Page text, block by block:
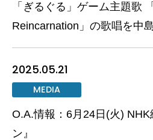
「ぎるぐる」ゲーム主題歌
Reincarnation」の歌唱を中
2025.05.21
MEDIA
O.A.情報：6月24日(火) NHK
ン』